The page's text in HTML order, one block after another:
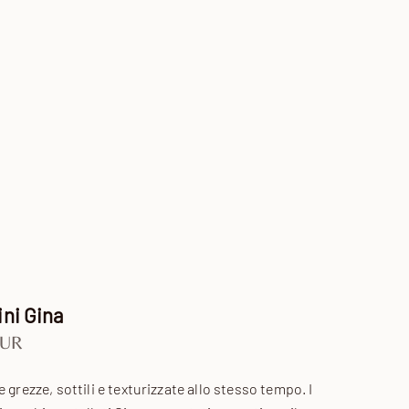
Gina
grezze, sottili e texturizzate allo stesso tempo. I